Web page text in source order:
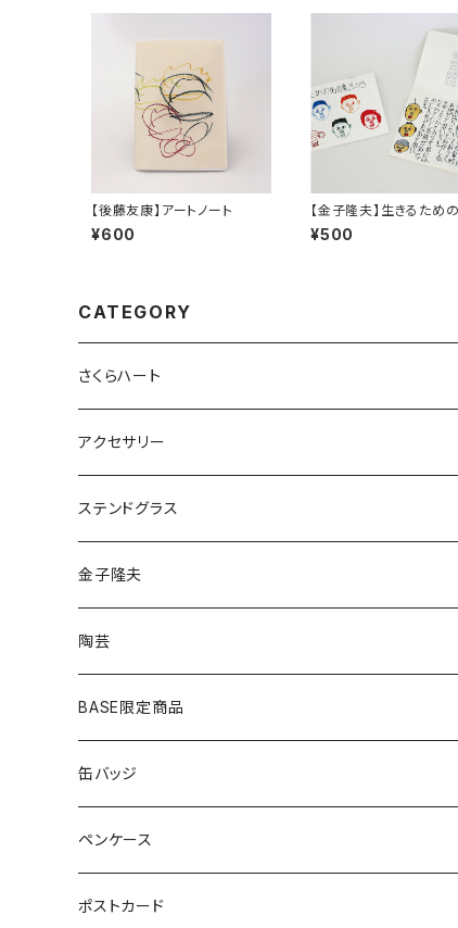
【後藤友康】アートノート
¥600
【金子隆夫】生きるため
集。その３
¥500
CATEGORY
さくらハート
ペンダント
ゴールド
シルバー
ピアス
ゴールド
シルバー
アクセサリー
ネックレス
ピアス
イヤリング
ヘアゴム
ポニーフック
ブローチ
ステンドグラス
アクセサリー
イヤリング
ピアス
雑貨・小物
金子隆夫
陶芸
BASE限定商品
缶バッジ
ペンケース
ポストカード